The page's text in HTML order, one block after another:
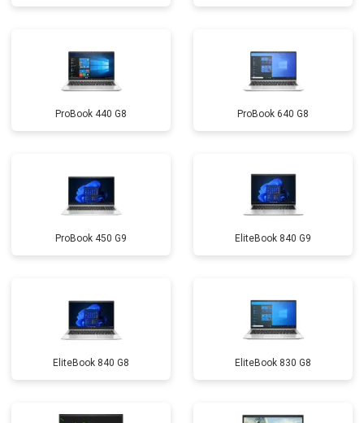
ProBook 440 G8 ProBook 640 G8
ProBook 450 G9 EliteBook 840 G9
EliteBook 840 G8 EliteBook 830 G8